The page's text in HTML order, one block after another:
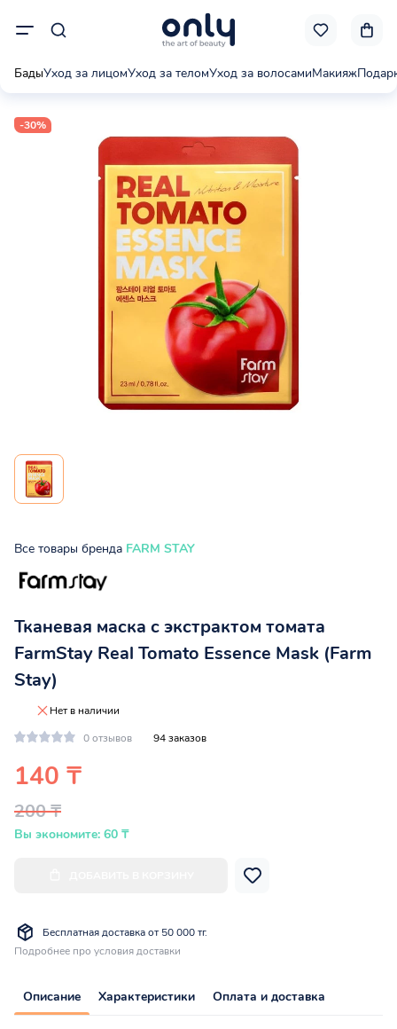
БадыУход за лицомУход за теломУход за волосамиМакияж
-30%
Все товары бренда FARM STAY
Тканевая маска с экстрактом томата
FarmStay Real Tomato Essence Mask (Farm
Stay)
Нет в наличии
0 отзывов
94 заказов
140 ₸
200 ₸
Вы экономите: 60 ₸
Бесплатная доставка от 50 000 тг.
Подробнее про условия доставки
Описание Характеристики Оплата и доставка